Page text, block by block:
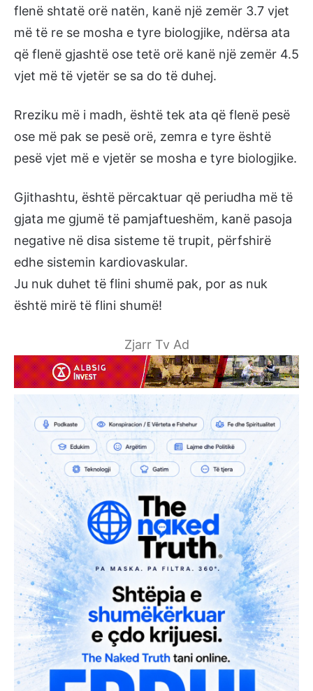
flenë shtatë orë natën, kanë një zemër 3.7 vjet
më të re se mosha e tyre biologjike, ndërsa ata
që flenë gjashtë ose tetë orë kanë një zemër 4.5
vjet më të vjetër se sa do të duhej.
Rreziku më i madh, është tek ata që flenë pesë
ose më pak se pesë orë, zemra e tyre është
pesë vjet më e vjetër se mosha e tyre biologjike.
Gjithashtu, është përcaktuar që periudha më të
gjata me gjumë të pamjaftueshëm, kanë pasoja
negative në disa sisteme të trupit, përfshirë
edhe sistemin kardiovaskular.
Ju nuk duhet të flini shumë pak, por as nuk
është mirë të flini shumë!
Zjarr Tv Ad